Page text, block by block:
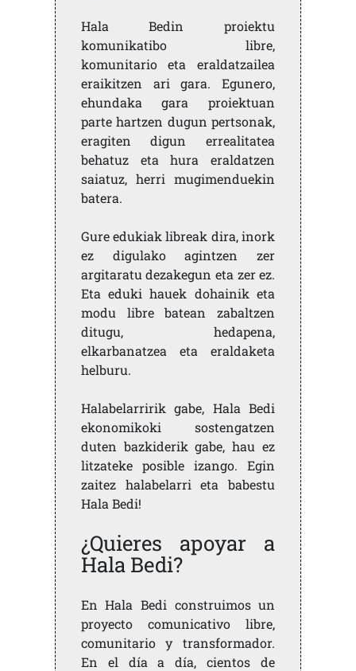
Hala Bedin proiektu
komunikatibo libre,
komunitario eta eraldatzailea
eraikitzen ari gara. Egunero,
ehundaka gara proiektuan
parte hartzen dugun pertsonak,
eragiten digun errealitatea
behatuz eta hura eraldatzen
saiatuz, herri mugimenduekin
batera.
Gure edukiak libreak dira, inork
ez digulako agintzen zer
argitaratu dezakegun eta zer ez.
Eta eduki hauek dohainik eta
modu libre batean zabaltzen
ditugu, hedapena,
elkarbanatzea eta eraldaketa
helburu.
Halabelarririk gabe, Hala Bedi
ekonomikoki sostengatzen
duten bazkiderik gabe, hau ez
litzateke posible izango. Egin
zaitez halabelarri eta babestu
Hala Bedi!
¿Quieres apoyar a
Hala Bedi?
En Hala Bedi construimos un
proyecto comunicativo libre,
comunitario y transformador.
En el día a día, cientos de